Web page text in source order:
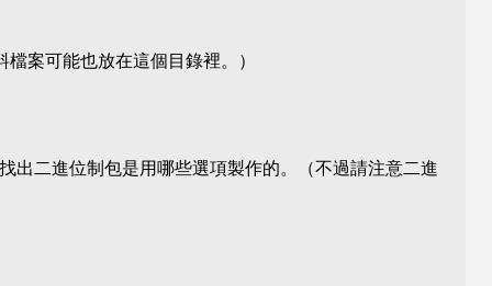
案可能也放在這個目錄裡。）
進位制包是用哪些選項製作的。（不過請注意二進